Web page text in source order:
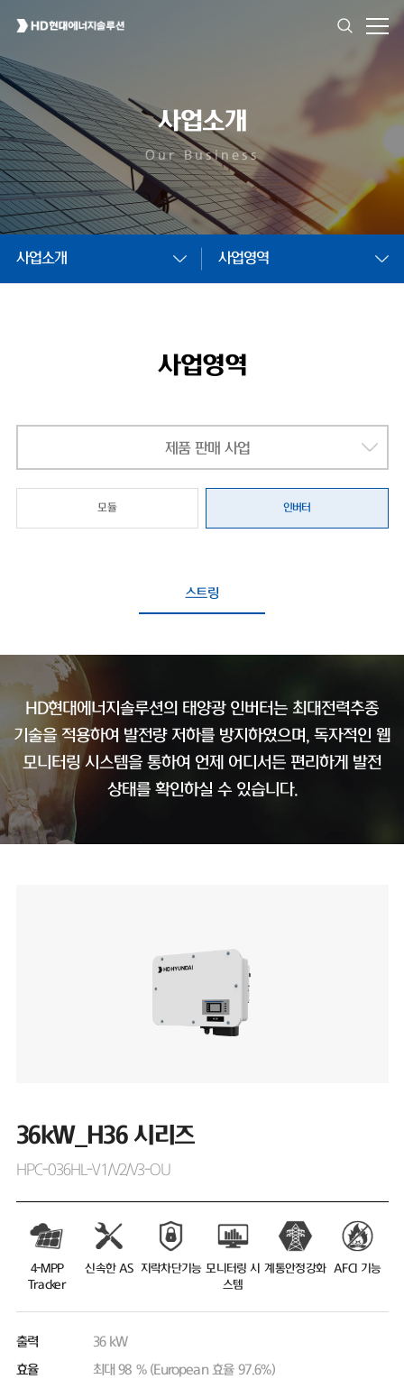
사업소개
Our Business
사업소개 사업영역
사업영역
제품 판매 사업
모듈 인버터
스트링
HD현대에너지솔루션의 태양광 인버터는 최대전력추종
기술을 적용하여 발전량 저하를 방지하였으며, 독자적인 웹
모니터링 시스템을 통하여 언제 어디서든 편리하게 발전
상태를 확인하실 수 있습니다.
36kW_H36 시리즈
HPC-036HL-V1/V2/V3-OU
4-MPP
Tracker
신속한 AS 지락차단기능 모니터링 시
스템
계통안정강화 AFCI 기능
출력
36 kW
효율
최대 98 % (European 효율 97.6%)